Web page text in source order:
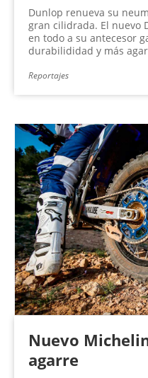
Dunlop renueva su
gran cilidrada. El nuevo
en todo a su antecesor
durabilididad y más
Reportajes
Nuevo
agarre